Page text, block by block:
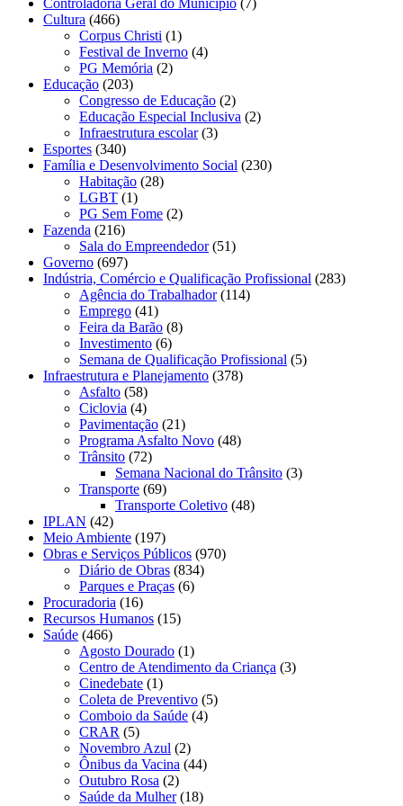
Controladoria Geral do Município (7)
Cultura (466)
Corpus Christi (1)
Festival de Inverno (4)
PG Memória (2)
Educação (203)
Congresso de Educação (2)
Educação Especial Inclusiva (2)
Infraestrutura escolar(3)
Esportes (340)
Família e Desenvolvimento Social (230)
Habitação (28)
LGBT (1)
PG Sem Fome (2)
Fazenda (216)
Sala do Empreendedor(51)
Governo (697)
Indústria, Comércio e Qualificação Profissional (283)
Agência do Trabalhador(114)
Emprego (41)
Feira da Barão (8)
Investimento (6)
Semana de Qualificação Profissional (5)
Infraestrutura e Planejamento (378)
Asfalto (58)
Ciclovia (4)
Pavimentação (21)
Programa Asfalto Novo (48)
Trânsito (72)
Semana Nacional do Trânsito (3)
Transporte (69)
Transporte Coletivo (48)
IPLAN (42)
Meio Ambiente (197)
Obras e Serviços Públicos (970)
Diário de Obras (834)
Parques e Praças (6)
Procuradoria (16)
Recursos Humanos (15)
Saúde (466)
Agosto Dourado (1)
Centro de Atendimento da Criança (3)
Cinedebate (1)
Coleta de Preventivo (5)
Comboio da Saúde (4)
CRAR (5)
Novembro Azul (2)
Ônibus da Vacina (44)
Outubro Rosa (2)
Saúde da Mulher(18)